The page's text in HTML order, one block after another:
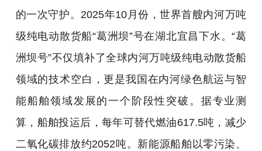
的一次守护。 2025年10月份，世界首艘内河万吨
级纯电动散货船“葛洲坝”号在湖北宜昌下水。“葛
洲坝号”不仅填补了全球内河万吨级纯电动散货船
领域的技术空白，更是我国在内河绿色航运与智
能船舶领域发展的一个阶段性突破。据专业测
算，船舶投运后，每年可替代燃油617.5吨，减少
二氧化碳排放约2052吨。新能源船舶以零污染、